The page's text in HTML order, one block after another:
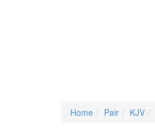
Home Pair KJV